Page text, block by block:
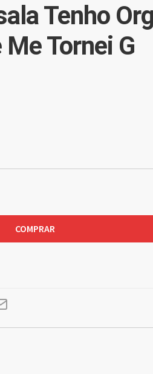
Tenho
Tornei G
COMPRAR